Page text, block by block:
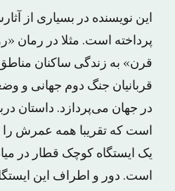
این نویسنده در بسیاری از
پرداخته است. مثلا در رمان
قرن» به زندگی ساکنان
قربانیان جنگ دوم جهانی و
در جهان می‌پردازد. داستان
است که تقریبا همه عمرش را
یک ایستگاه کوچک قطار در
است. دور و اطراف این